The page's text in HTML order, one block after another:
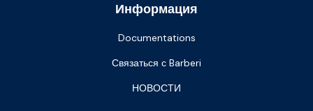
Информация
Documentations
Связаться с Barberi
НОВОСТИ